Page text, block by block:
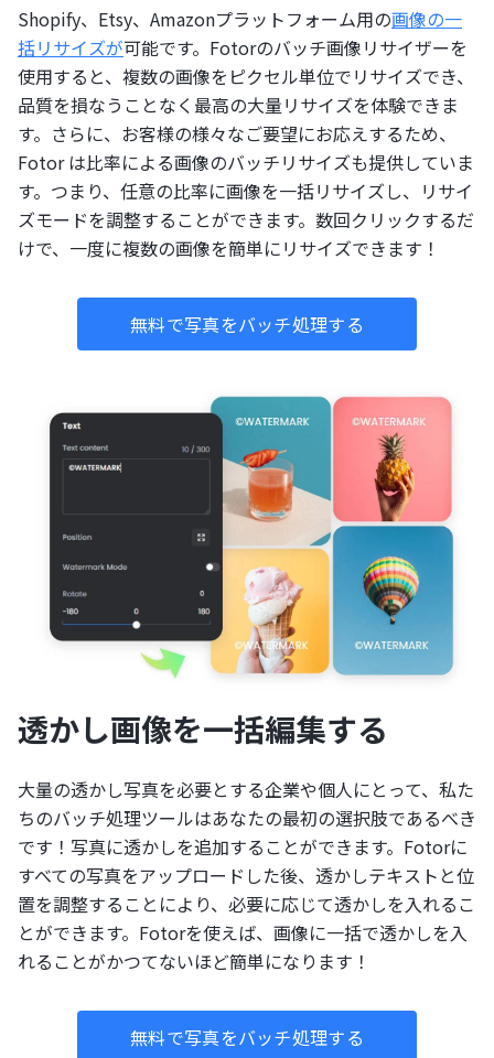
Shopify、Etsy、Amazonプラットフォーム用の画像の一
括リサイズが可能です。Fotorのバッチ画像リサイザーを
使用すると、複数の画像をピクセル単位でリサイズでき、
品質を損なうことなく最高の大量リサイズを体験できま
す。さらに、お客様の様々なご要望にお応えするため、
Fotor は比率による画像のバッチリサイズも提供していま
す。つまり、任意の比率に画像を一括リサイズし、リサイ
ズモードを調整することができます。数回クリックするだ
けで、一度に複数の画像を簡単にリサイズできます！
無料で写真をバッチ処理する
透かし画像を一括編集する
大量の透かし写真を必要とする企業や個人にとって、私た
ちのバッチ処理ツールはあなたの最初の選択肢であるべき
です！写真に透かしを追加することができます。Fotorに
すべての写真をアップロードした後、透かしテキストと位
置を調整することにより、必要に応じて透かしを入れるこ
とができます。Fotorを使えば、画像に一括で透かしを入
れることがかつてないほど簡単になります！
無料で写真をバッチ処理する